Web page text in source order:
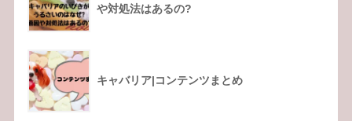
や対処法はあるの?
キャバリア|コンテンツまとめ